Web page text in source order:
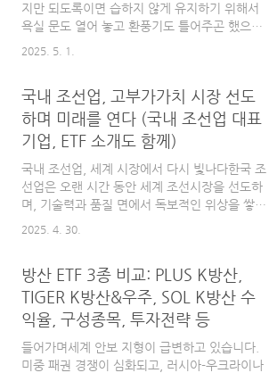
후 성장 가능성 역시 더욱 높아지고 있습니다.이
글에서는 국내 방산 산업의 시장 동향, 주요 기
지만 되도록이면 습하지 않게 유지하기 위해서
욕실 문도 열어 놓고 환풍기도 틀어주곤 했으나
강하게 올라오는 것도 아니어서 차일 피일 계속
미루기만 했다.그런데 어느날 문득 아무래도 욕
실의 하수구 냄새를 잡는게 낫겠다 싶어 원인을
찾기 위해 세면대 배수고, 바닥 배수구, 욕조 배
수구를 눈으로도 살피고 코로도 냄새를 맡아 봤
다.세면대는 특별히 트랩이라기 보다 원래부터
버튼식 폽업이 장착되어 있었고, 코로 냄새를 맡
2025. 5. 1.
국내 조선업, 고부가가치 시장 선도
하며 미래를 연다 (국내 조선업 대표
기업, ETF 소개도 함께)
국내 조선업, 세계 시장에서 다시 빛나다한국 조
선업은 오랜 시간 동안 세계 조선시장을 선도하
며, 기술력과 품질 면에서 독보적인 위상을 쌓아
분야에서 압도적인 존재감을 유지하고 있습니
다.특히 글로벌 친환경 규제 강화와 에너지 운송
수요 증대라는 메가트렌드는, 한국 조선업이 가
진 친환경 선박 기술력과 고품질 생산 역량을 더
욱 부각시키고 있습니다. 현재 국내 조선업은 도
전과 기회가 공존하는 환경 속에서 미래 성장의
2025. 4. 30.
방산 ETF 3종 비교: PLUS K방산,
TIGER K방산&우주, SOL K방산 수
익율, 구성종목, 투자전략 등
들어가며세계 안보 지형이 급변하고 있습니다.
미중 패권 경쟁이 심화되고, 러시아-우크라이나